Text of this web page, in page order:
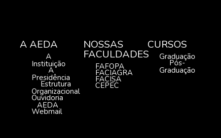
A AEDA
A
Instituição
A
Presidência
Estrutura
Organizacional
Ouvidoria
AEDA
Webmail
NOSSAS
FACULDADES
FAFOPA
FACIAGRA
FACISA
CEPEC
CURSOS
Graduação
Pós-
Graduação